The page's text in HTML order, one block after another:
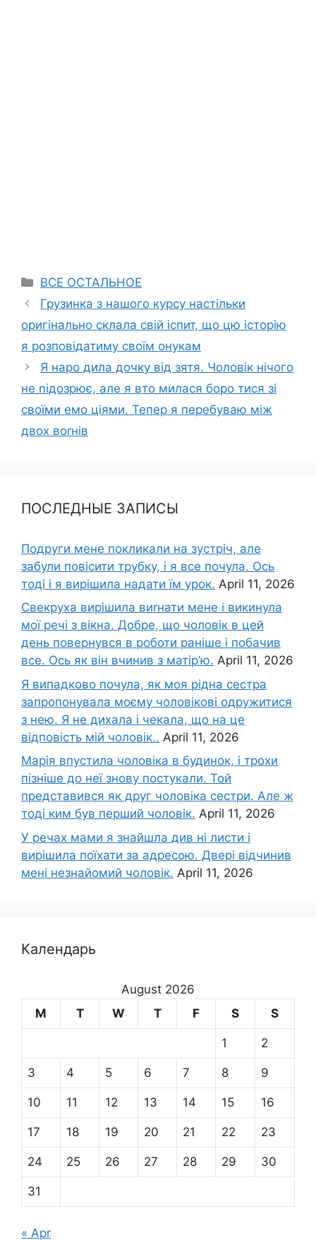
Categories
ВСЕ ОСТАЛЬНОЕ
Грузинка з нашого курсу настільки
оригінально склала свій іспит, що цю історію
я розповідатиму своїм онукам
Я наро дила дочку від зятя. Чоловік нічого
не nідозрює, але я вто милася боро тися зі
своїми емо ціями. Тепер я перебуваю між
двох воrнів
ПОСЛЕДНЫЕ ЗАПИСЫ
Подруги мене покликали на зустріч, але
забули повісити трубку, і я все почула. Ось
тоді і я вирішила надати їм урок. April 11, 2026
Свекруха вирішила виrнати мене і викинула
мої речі з вікна. Добре, що чоловік в цей
день повернувся в роботи раніше і побачив
все. Ось як він вчинив з матір’ю. April 11, 2026
Я випадково почула, як моя рідна сестра
запропонувала моєму чоловікові одружитися
з нею. Я не дихала і чекала, що на це
відповість мій чоловік.. April 11, 2026
Марія впустила чоловіка в будинок, і трохи
пізніше до неї знову постукали. Той
представився як друг чоловіка сестри. Але ж
тоді ким був перший чоловік. April 11, 2026
У речах мами я знайшла див ні листи і
вирішила поїхати за адресою. Двері відчинив
мені незнайомий чоловік. April 11, 2026
Календарь
August 2026
M
T W T F S S
1 2
3 4 5 6 7 8 9
10 11 12 13 14 15 16
17 18 19 20 21 22 23
24 25 26 27 28 29 30
31
« Apr